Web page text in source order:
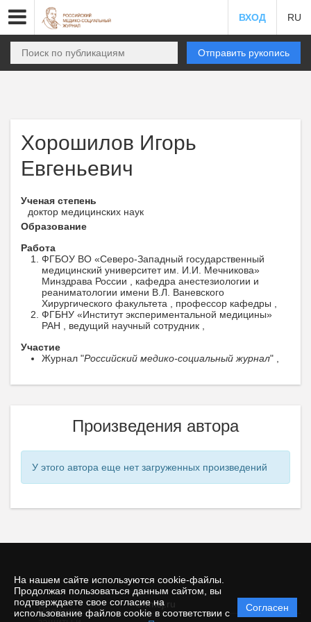
На нашем сайте используются cookie-файлы.
Продолжая пользоваться данным сайтом, вы
подтверждаете свое согласие на
использование файлов cookie в соответствии с
Согласен
ВХОД RU
Отправить рукопись
Хорошилов Игорь
Евгеньевич
Ученая степень
доктор медицинских наук
Образование
Работа
ФГБОУ ВО «Северо-Западный государственный
медицинский университет им. И.И. Мечникова»
Минздрава России , кафедра анестезиологии и
реаниматологии имени В.Л. Ваневского
Хирургического факультета , профессор кафедры ,
ФГБНУ «Институт экспериментальной медицины»
РАН , ведущий научный сотрудник ,
Участие
Журнал "Российский медико-социальный журнал" ,
Произведения автора
У этого автора еще нет загруженных произведений
© rmsj.ru
Политика